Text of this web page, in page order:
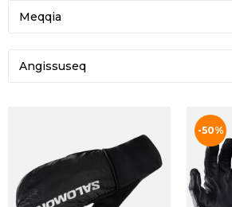
Meqqia
Angissuseq
-50%